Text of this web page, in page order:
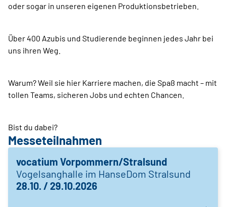
oder sogar in unseren eigenen Produktionsbetrieben.
Über 400 Azubis und Studierende beginnen jedes Jahr bei
uns ihren Weg.
Warum? Weil sie hier Karriere machen, die Spaß macht – mit
tollen Teams, sicheren Jobs und echten Chancen.
Bist du dabei?
Messeteilnahmen
vocatium Vorpommern/Stralsund
Vogelsanghalle im HanseDom Stralsund
28.10. / 29.10.2026